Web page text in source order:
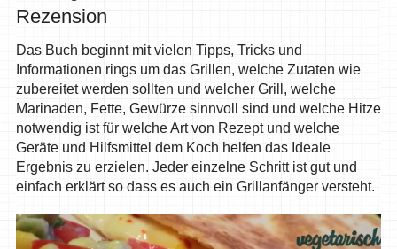
Rezension
Das Buch beginnt mit vielen Tipps, Tricks und
Informationen rings um das Grillen, welche Zutaten wie
zubereitet werden sollten und welcher Grill, welche
Marinaden, Fette, Gewürze sinnvoll sind und welche Hitze
notwendig ist für welche Art von Rezept und welche
Geräte und Hilfsmittel dem Koch helfen das Ideale
Ergebnis zu erzielen. Jeder einzelne Schritt ist gut und
einfach erklärt so dass es auch ein Grillanfänger versteht.